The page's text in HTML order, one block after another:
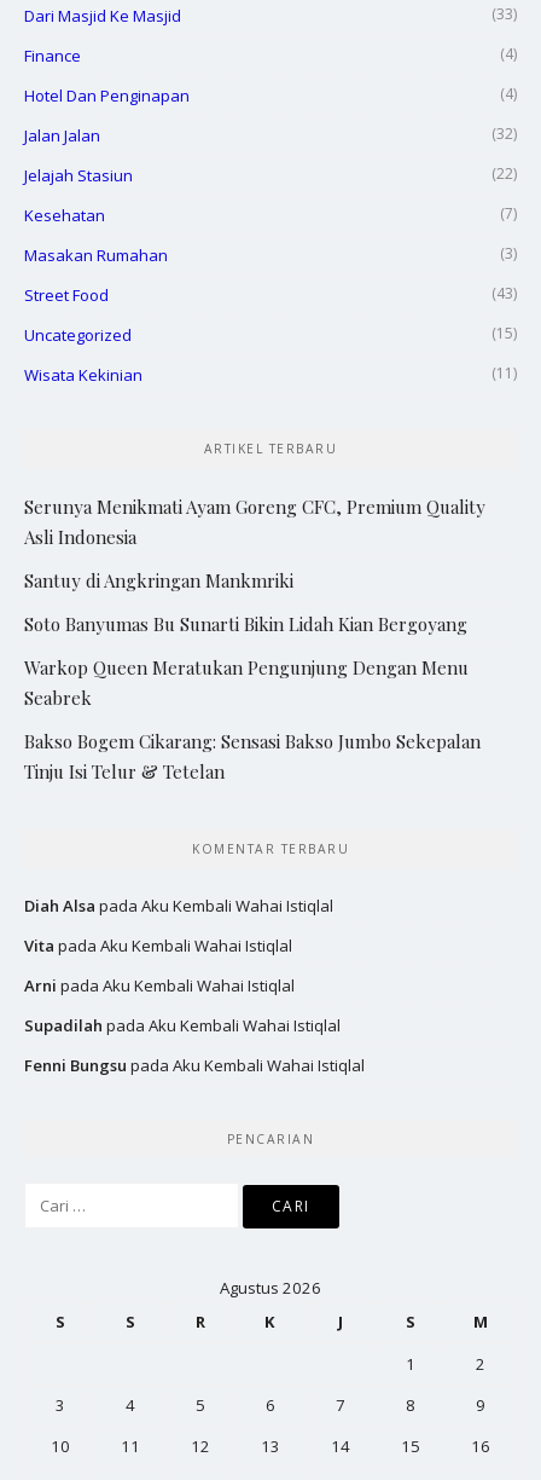
Dari Masjid Ke Masjid (33)
Finance (4)
Hotel Dan Penginapan (4)
Jalan Jalan (32)
Jelajah Stasiun (22)
Kesehatan (7)
Masakan Rumahan (3)
Street Food (43)
Uncategorized (15)
Wisata Kekinian (11)
ARTIKEL TERBARU
Serunya Menikmati Ayam Goreng CFC, Premium Quality
Asli Indonesia
Santuy di Angkringan Mankmriki
Soto Banyumas Bu Sunarti Bikin Lidah Kian Bergoyang
Warkop Queen Meratukan Pengunjung Dengan Menu
Seabrek
Bakso Bogem Cikarang: Sensasi Bakso Jumbo Sekepalan
Tinju Isi Telur & Tetelan
KOMENTAR TERBARU
Diah Alsa pada Aku Kembali Wahai Istiqlal
Vita pada Aku Kembali Wahai Istiqlal
Arni pada Aku Kembali Wahai Istiqlal
Supadilah pada Aku Kembali Wahai Istiqlal
Fenni Bungsu pada Aku Kembali Wahai Istiqlal
PENCARIAN
Agustus 2026
S
S R K J S
M
1
2
3
4 5 6 7 8
9
10
11 12 13 14 15
16